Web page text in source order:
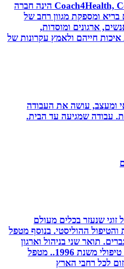
בעלת Coach4Health, Coach4health הינה חברה
ומספקת מגוון רחב של
ארגונים ומוסדות,
חייהם ולאמץ עקרונות של
עושה את העבודה
שמגיעה עד הבית.
שנעזר בכלים מעולם
ההוליסטי. בנוסף מטפל
שני בניהול וארגון
מערכות חינוך. ניסיון טיפולי משנת 1996.. מטפל
רחבי הארץ